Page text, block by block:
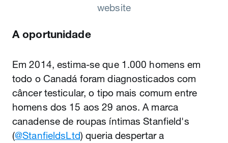
website
A oportunidade
Em 2014, estima-se que 1.000 homens em
todo o Canadá foram diagnosticados com
câncer testicular, o tipo mais comum entre
homens dos 15 aos 29 anos. A marca
canadense de roupas íntimas Stanfield's
(@StanfieldsLtd) queria despertar a